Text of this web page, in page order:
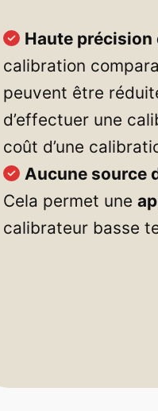
Haute précision
calibration
peuvent être
d’effectuer une
coût d’une
Aucune source
Cela permet une
calibrateur basse